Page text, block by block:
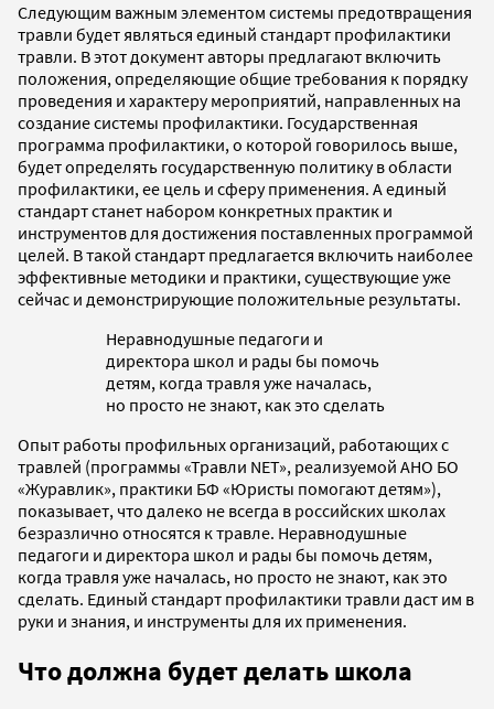
Следующим важным элементом системы предотвращения
травли будет являться единый стандарт профилактики
травли. В этот документ авторы предлагают включить
положения, определяющие общие требования к порядку
проведения и характеру мероприятий, направленных на
создание системы профилактики. Государственная
программа профилактики, о которой говорилось выше,
будет определять государственную политику в области
профилактики, ее цель и сферу применения. А единый
стандарт станет набором конкретных практик и
инструментов для достижения поставленных программой
целей. В такой стандарт предлагается включить наиболее
эффективные методики и практики, существующие уже
сейчас и демонстрирующие положительные результаты.
Неравнодушные педагоги и
директора школ и рады бы помочь
детям, когда травля уже началась,
но просто не знают, как это сделать
Опыт работы профильных организаций, работающих с
травлей (программы «Травли NET», реализуемой АНО БО
«Журавлик», практики БФ «Юристы помогают детям»),
показывает, что далеко не всегда в российских школах
безразлично относятся к травле. Неравнодушные
педагоги и директора школ и рады бы помочь детям,
когда травля уже началась, но просто не знают, как это
сделать. Единый стандарт профилактики травли даст им в
руки и знания, и инструменты для их применения.
Что должна будет делать школа